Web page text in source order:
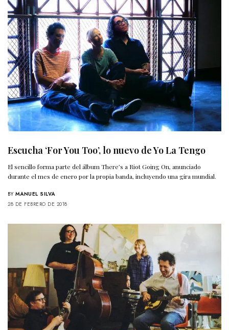
Escucha ‘For You Too’, lo nuevo de Yo La Tengo
El sencillo forma parte del álbum There’s a Riot Going On, anunciado
durante el mes de enero por la propia banda, incluyendo una gira mundial.
BY MANUEL SILVA
28 DE FEBRERO DE 2018